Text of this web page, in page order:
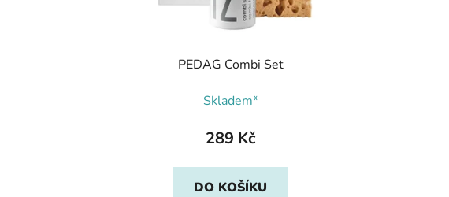
PEDAG Combi Set
Skladem*
289 Kč
DO KOŠÍKU